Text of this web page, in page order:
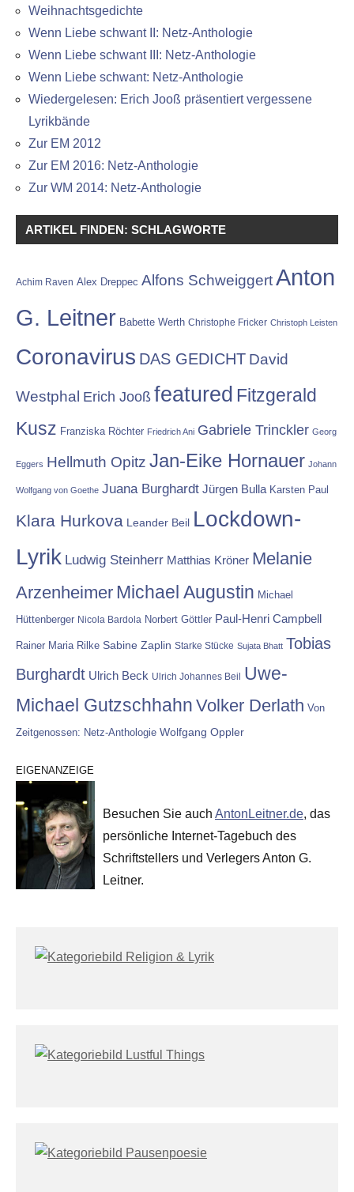
Weihnachtsgedichte
Wenn Liebe schwant II: Netz-Anthologie
Wenn Liebe schwant III: Netz-Anthologie
Wenn Liebe schwant: Netz-Anthologie
Wiedergelesen: Erich Jooß präsentiert vergessene
Lyrikbände
Zur EM 2012
Zur EM 2016: Netz-Anthologie
Zur WM 2014: Netz-Anthologie
ARTIKEL FINDEN: SCHLAGWORTE
Achim Raven Alex Dreppec Alfons SchweiggertAnton
G. Leitner Babette Werth Christophe Fricker Christoph Leisten
Coronavirus DAS GEDICHT David
Westphal Erich Jooß featured Fitzgerald
Kusz Franziska Röchter Friedrich Ani Gabriele Trinckler Georg
Eggers Hellmuth Opitz Jan-Eike Hornauer Johann
Wolfgang von Goethe Juana Burghardt Jürgen Bulla Karsten Paul
Klara Hurkova Leander Beil Lockdown-
Lyrik Ludwig Steinherr Matthias Kröner Melanie
Arzenheimer Michael Augustin Michael
Hüttenberger Nicola Bardola Norbert Göttler Paul-Henri Campbell
Rainer Maria Rilke Sabine Zaplin Starke Stücke Sujata Bhatt Tobias
Burghardt Ulrich Beck Ulrich Johannes Beil
Uwe-
Michael Gutzschhahn Volker Derlath Von
Zeitgenossen: Netz-Anthologie Wolfgang Oppler
EIGENANZEIGE
Besuchen Sie auch AntonLeitner.de, das
persönliche Internet-Tagebuch des
Schriftstellers und Verlegers Anton G.
Leitner.